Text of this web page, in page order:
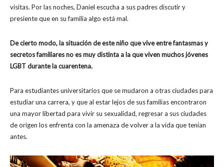
visitas. Por las noches, Daniel escucha a sus padres discutir y
presiente que en su familia algo está mal.
De cierto modo, la situación de este niño que vive entre fantasmas y
secretos familiares no es muy distinta a la que viven muchos jóvenes
LGBT durante la cuarentena.
Para estudiantes universitarios que se mudaron a otras ciudades para
estudiar una carrera, y que al estar lejos de sus familias encontraron
una mayor libertad para vivir su sexualidad, regresar a sus ciudades
de origen los enfrenta con la amenaza de volver a la vida que tenían
antes.